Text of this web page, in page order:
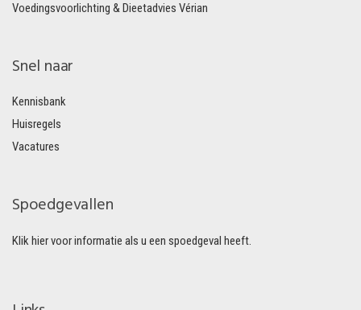
Voedingsvoorlichting & Dieetadvies Vérian
Snel naar
Kennisbank
Huisregels
Vacatures
Spoedgevallen
Klik hier voor informatie als u een spoedgeval heeft.